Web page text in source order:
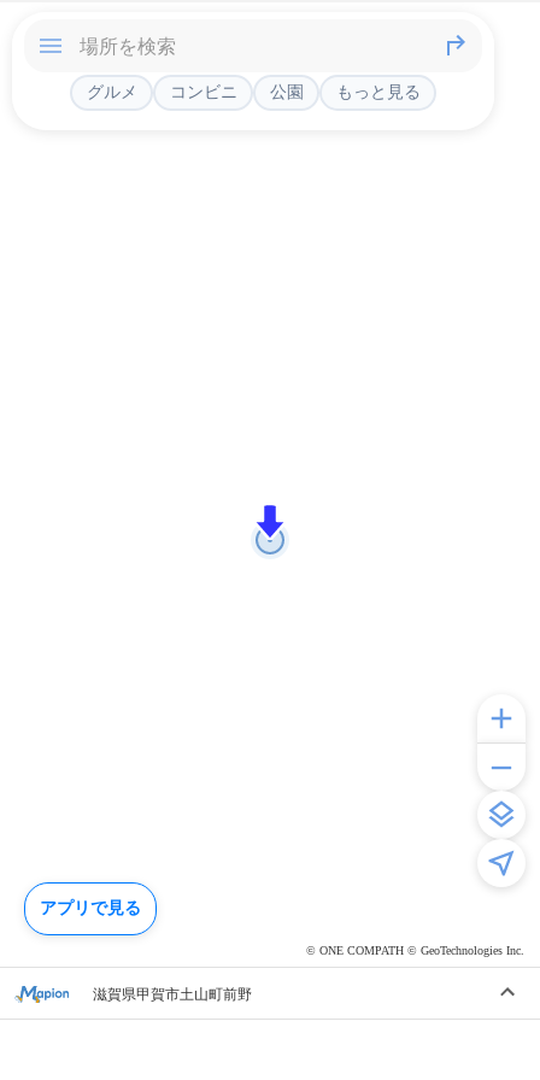
© ONE COMPATH © GeoTechnologies Inc.
グルメ コンビニ 公園 もっと見る
滋賀県甲賀市土山町前野
アプリで見る